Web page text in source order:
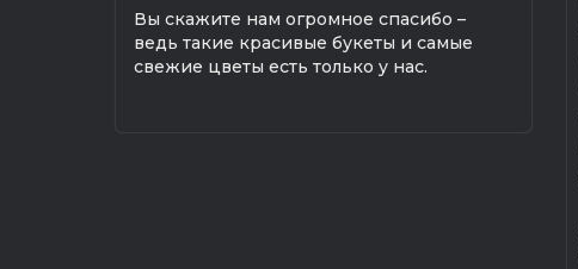
Вы скажите нам огромное спасибо –
ведь такие красивые букеты и самые
свежие цветы есть только у нас.